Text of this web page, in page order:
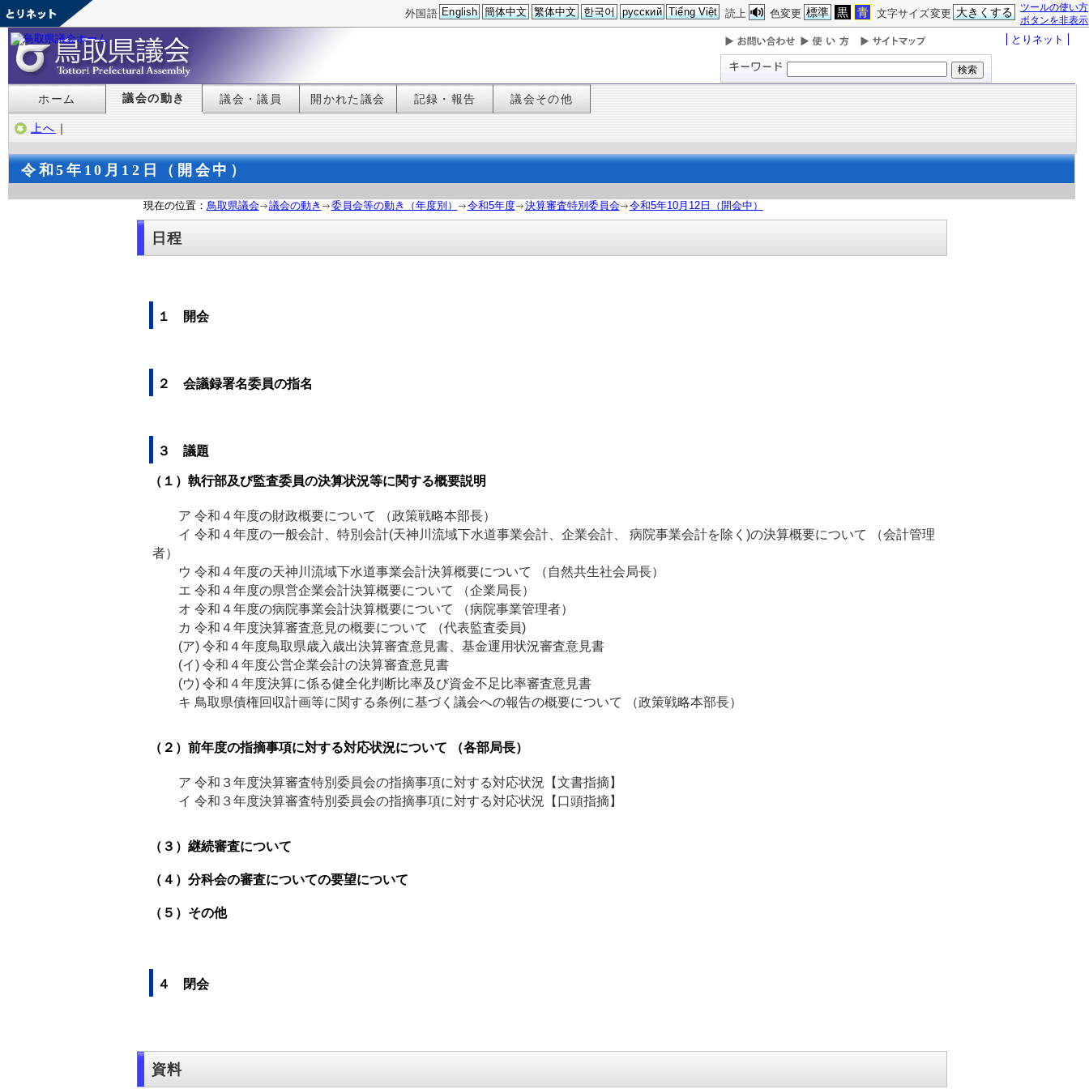
ツールの使い方
ボタンを非表示
文字サイズ変更 大きくする
色変更 標準 黒 青
読上
外国語 English 簡体中文 繁体中文 한국어 русский Tiếng Việt
とりネット
ホーム 議会の動き 議会・議員 開かれた議会 記録・報告 議会その他
上へ ｜
令和5年10月12日（開会中）
現在の位置： 鳥取県議会 議会の動き 委員会等の動き（年度別） 令和5年度 決算審査特別委員会 令和5年10月12日（開会中）
日程
１ 開会
２ 会議録署名委員の指名
３ 議題
（１）執行部及び監査委員の決算状況等に関する概要説明
ア 令和４年度の財政概要について （政策戦略本部長）
イ 令和４年度の一般会計、特別会計(天神川流域下水道事業会計、企業会計、 病院事業会計を除く)の決算概要について （会計管理
者）
ウ 令和４年度の天神川流域下水道事業会計決算概要について （自然共生社会局長）
エ 令和４年度の県営企業会計決算概要について （企業局長）
オ 令和４年度の病院事業会計決算概要について （病院事業管理者）
カ 令和４年度決算審査意見の概要について （代表監査委員)
(ア) 令和４年度鳥取県歳入歳出決算審査意見書、基金運用状況審査意見書
(イ) 令和４年度公営企業会計の決算審査意見書
(ウ) 令和４年度決算に係る健全化判断比率及び資金不足比率審査意見書
キ 鳥取県債権回収計画等に関する条例に基づく議会への報告の概要について （政策戦略本部長）
（２）前年度の指摘事項に対する対応状況について （各部局長）
ア 令和３年度決算審査特別委員会の指摘事項に対する対応状況【文書指摘】
イ 令和３年度決算審査特別委員会の指摘事項に対する対応状況【口頭指摘】
（３）継続審査について
（４）分科会の審査についての要望について
（５）その他
４ 閉会
資料